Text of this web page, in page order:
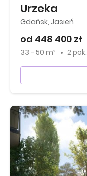
Urzeka
Gdańsk, Jasień
od 448 400 zł
33 - 50 m² 2 pok.